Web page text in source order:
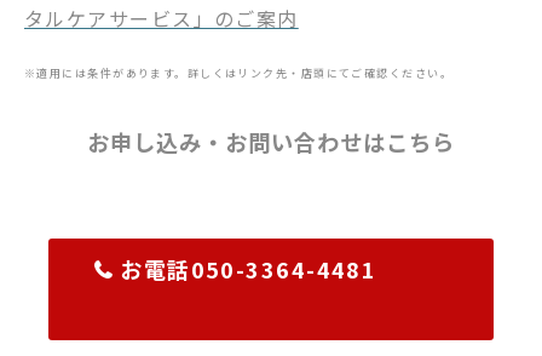
タルケアサービス」のご案内
※適用には条件があります。詳しくはリンク先・店頭にてご確認ください。
お申し込み・お問い合わせはこちら
お電話050-3364-4481